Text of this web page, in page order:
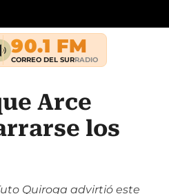
Arce
los
Quiroga advirtió este